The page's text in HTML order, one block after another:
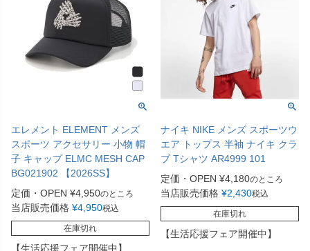
エレメント ELEMENT メンズ
スポーツ アクセサリー 小物 帽
子 キャップ ELMC MESH CAP
BG021902 【2026SS】
定価・OPEN ¥4,950のところ
当店販売価格 ¥4,950税込
在庫切れ
【生活応援フェア開催中】
ナイキ NIKE メンズ スポーツウ
エア トップス 半袖 ナイキ クラ
ブ Tシャツ AR4999 101
定価・OPEN ¥4,180のところ
当店販売価格 ¥2,430税込
在庫切れ
【生活応援フェア開催中】